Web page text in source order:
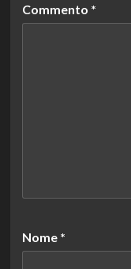
Commento *
Nome *